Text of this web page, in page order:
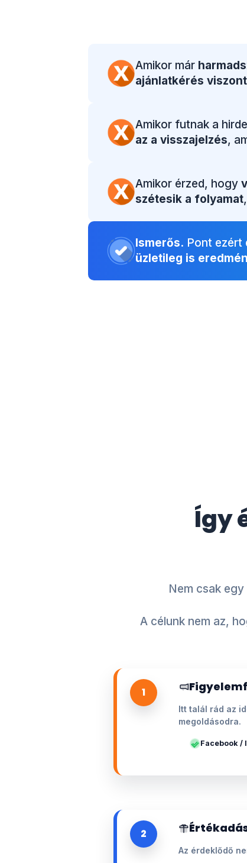
Amikor már
ajánlatkérés
Amikor futnak a
az a visszajelzés,
Amikor érzed, hogy
szétesik a folyamat
Ismerős. Pont ezért
üzletileg is
Így
Nem csak
A célunk nem az,
1
Itt talál rád az
megoldásodra.
Facebook /
2
Az érdeklődő